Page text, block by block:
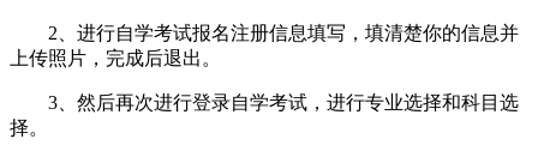
2、进行自学考试报名注册信息填写，填清楚你的信息并
上传照片，完成后退出。
3、然后再次进行登录自学考试，进行专业选择和科目选
择。